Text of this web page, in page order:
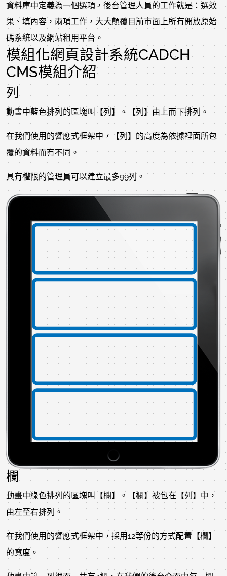
資料庫中定義為一個選項，後台管理人員的工作就是：選效
果、填內容，兩項工作，大大顛覆目前市面上所有開放原始
碼系統以及網站租用平台。
模組化網頁設計系統CADCH
CMS模組介紹
列
動畫中藍色排列的區塊叫【列】。【列】由上而下排列。
在我們使用的響應式框架中，【列】的高度為依據裡面所包
覆的資料而有不同。
具有權限的管理員可以建立最多99列。
欄
動畫中綠色排列的區塊叫【欄】。【欄】被包在【列】中，
由左至右排列。
在我們使用的響應式框架中，採用12等份的方式配置【欄】
的寬度。